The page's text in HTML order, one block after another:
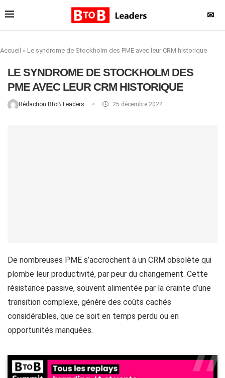
✉
Accueil » Le syndrome de Stockholm des PME avec leur CRM historique
LE SYNDROME DE STOCKHOLM DES
PME AVEC LEUR CRM HISTORIQUE
Rédaction BtoB Leaders 25 décembre 2024
De nombreuses PME s’accrochent à un CRM obsolète qui
plombe leur productivité, par peur du changement. Cette
résistance passive, souvent alimentée par la crainte d’une
transition complexe, génère des coûts cachés
considérables, que ce soit en temps perdu ou en
opportunités manquées.